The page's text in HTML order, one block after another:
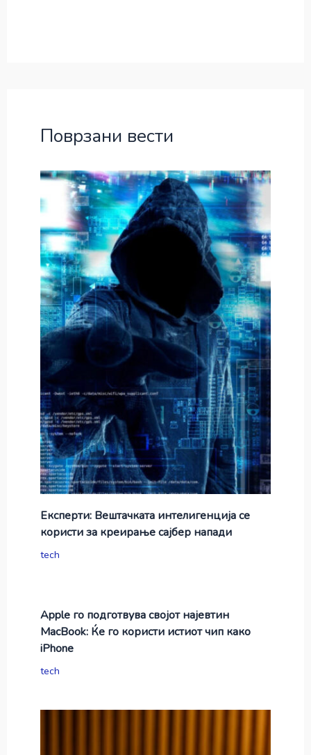
Поврзани вести
Експерти: Вештачката интелигенција се
користи за креирање сајбер напади
tech
Apple го подготвува својот најевтин
MacBook: Ќе го користи истиот чип како
iPhone
tech